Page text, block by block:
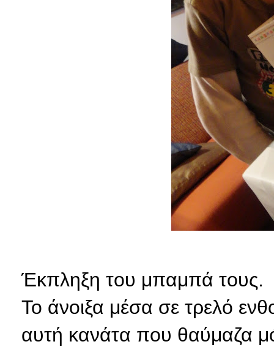
Έκπληξη του μπαμπά τους.
Το άνοιξα μέσα σε τρελό
αυτή κανάτα που θαύμαζα